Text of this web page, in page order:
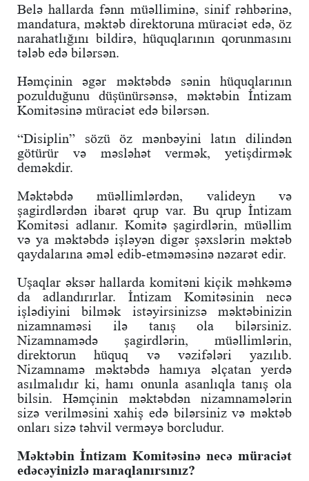
Belə hallarda fənn müəlliminə, sinif rəhbərinə,
mandatura, məktəb direktoruna müraciət edə, öz
narahatlığını bildirə, hüquqlarının qorunmasını
tələb edə bilərsən.
Həmçinin əgər məktəbdə sənin hüquqlarının
pozulduğunu düşünürsənsə, məktəbin İntizam
Komitəsinə müraciət edə bilərsən.
“Disiplin” sözü öz mənbəyini latın dilindən
götürür və məsləhət vermək, yetişdirmək
deməkdir.
Məktəbdə müəllimlərdən, valideyn və
şagirdlərdən ibarət qrup var. Bu qrup İntizam
Komitəsi adlanır. Komitə şagirdlərin, müəllim
və ya məktəbdə işləyən digər şəxslərin məktəb
qaydalarına əməl edib-etməməsinə nəzarət edir.
Uşaqlar əksər hallarda komitəni kiçik məhkəmə
da adlandırırlar. İntizam Komitəsinin necə
işlədiyini bilmək istəyirsinizsə məktəbinizin
nizamnaməsi ilə tanış ola bilərsiniz.
Nizamnamədə şagirdlərin, müəllimlərin,
direktorun hüquq və vəzifələri yazılıb.
Nizamnamə məktəbdə hamıya əlçatan yerdə
asılmalıdır ki, hamı onunla asanlıqla tanış ola
bilsin. Həmçinin məktəbdən nizamnamələrin
sizə verilməsini xahiş edə bilərsiniz və məktəb
onları sizə təhvil verməyə borcludur.
Məktəbin İntizam Komitəsinə necə müraciət
edəcəyinizlə maraqlanırsınız?